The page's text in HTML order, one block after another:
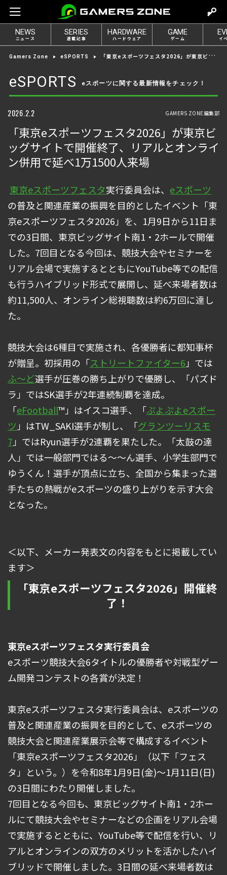
e
t
l
o
g
n
NEWS
ニュース
SERIES
連載記事
HARDWARE
ハードウェア
GAME
ゲーム イ
Gamers Zone eSPORTS 「東京eスポーツフェスタ2026」が東京ビッグサイトで開催終了、リアルとオンライン併用で延べ1万1500人来場
eSPORTS eスポーツに関する最新情報をチェック！
2026.2.2 GAMERS ZONE編集部
「東京eスポーツフェスタ2026」が東京ビ
ッグサイトで開催終了、リアルとオンライ
ン併用で延べ1万1500人来場
東京eスポーツフェスタ実行委員会は、 eスポーツ
の普及と関連産業の振興を目的としたイベント「東
京eスポーツフェスタ2026」を、1月9日から11日ま
での3日間、東京ビッグサイト南1・2ホールで開催
した。7回目となる今回は、競技大会やセミナーを
リアル会場で実施するとともにYouTube等での配信
も行うハイブリッド形式で展開し、延べ来場者数は
約11,500人、オンライン総視聴数は約6万回に達し
た。
競技大会は6種目で実施され、各優勝者に都知事杯
が贈呈。初採用の「ストリートファイター6」では
ふ～ど選手が圧巻の勝ち上がりで優勝し、「パズド
ラ」ではSK選手が2年連続制覇を達成。
「eFootball™」はイスコ選手、「ぷよぷよeスポー
ツ」はTW_SAKI選手が制し、「グランツーリスモ
7」ではRyun選手が2連覇を果たした。「太鼓の達
人」では一般部門ではる～～ん選手、小学生部門で
ゆうくん！選手が頂点に立ち、全国から集まった選
手たちの熱戦がeスポーツの盛り上がりを示す大会
となった。
＜以下、メーカー発表文の内容をもとに掲載してい
ます＞
「東京eスポーツフェスタ2026」開催終
了！
東京eスポーツフェスタ実行委員会
eスポーツ競技大会6タイトルの優勝者や対戦型ゲー
ム開発コンテストの各賞が決定！
東京eスポーツフェスタ実行委員会は、eスポーツの
普及と関連産業の振興を目的として、eスポーツの
競技大会と関連産業展示会等で構成するイベント
「東京eスポーツフェスタ2026」（以下「フェス
タ」という。）を令和8年1月9日(金)～1月11日(日)
の3日間にわたり開催しました。
7回目となる今回も、東京ビッグサイト南1・2ホー
ルにて競技大会やセミナーなどの企画をリアル会場
で実施するとともに、YouTube等で配信を行い、リ
アルとオンラインの双方のメリットを活かしたハイ
ブリッドで開催しました。3日間の延べ来場者数は